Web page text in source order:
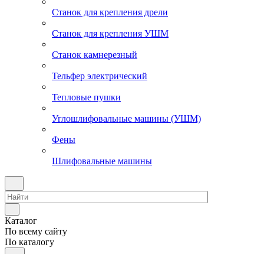
Станок для крепления дрели
Станок для крепления УШМ
Станок камнерезный
Тельфер электрический
Тепловые пушки
Углошлифовальные машины (УШМ)
Фены
Шлифовальные машины
Каталог
По всему сайту
По каталогу